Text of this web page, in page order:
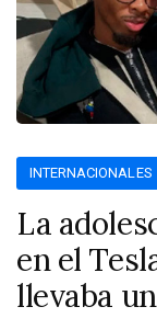
INTERNACIONALES
La
en el
llevaba